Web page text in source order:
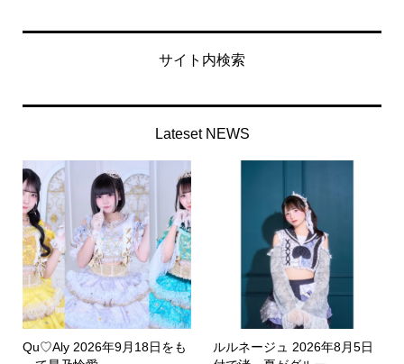
サイト内検索
Lateset NEWS
Qu♡Aly 2026年9月18日をも
ルルネージュ 2026年8月5日